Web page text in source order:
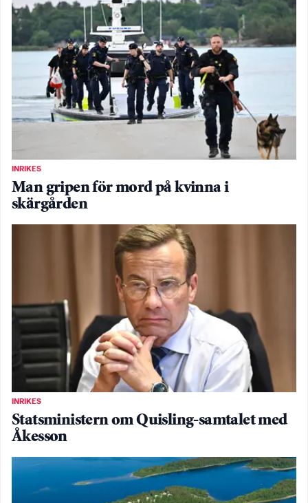
INRIKES
Man gripen för mord på kvinna i
skärgården
INRIKES
Statsministern om Quisling-samtalet med
Åkesson